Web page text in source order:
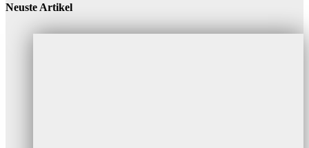
Neuste Artikel